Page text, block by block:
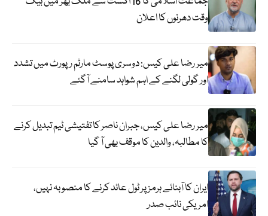
وقت دھرنوں کا اعلان
میر رضا علی کیس: دوسری پوسٹ مارٹم رپورٹ میں تشدد
اور گولی لگنے کے اہم شواہد سامنے آگئے
میر رضا علی کیس، جبران ناصر کا تفتیشی ٹیم تبدیل کرنے
کا مطالبہ، والدین کا موقف بھی آ گیا
ایران کا آبنائے ہرمز پر ٹول عائد کرنے کا منصوبہ نہیں،
امریکی نائب صدر